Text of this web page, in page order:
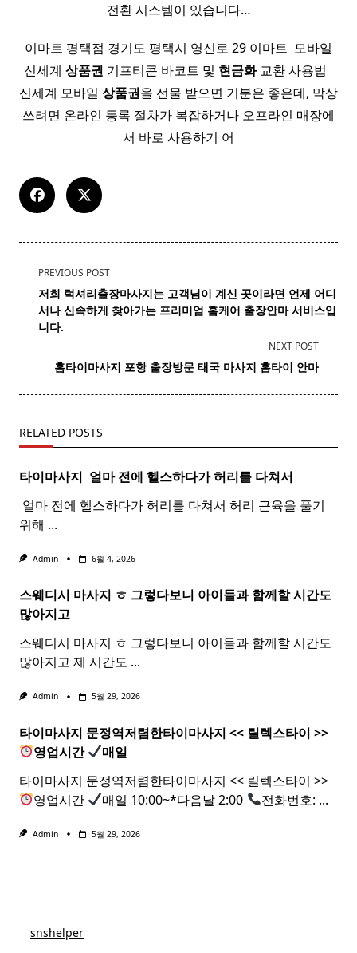
전환 시스템이 있습니다…
이마트 평택점 경기도 평택시 영신로 29 이마트 ​ 모바일
신세계 상품권 기프티콘 바코트 및 현금화교환 사용법 ​ ​
신세계 모바일 상품권을 선물 받으면 기분은 좋은데, 막상
쓰려면 온라인 등록 절차가 복잡하거나 오프라인 매장에
서 바로 사용하기 어
<span
class="nav-
subtitle
screen-
text">Page</span>
PREVIOUS POST
저희 럭셔리출장마사지는 고객님이 계신 곳이라면 언제 어디
서나 신속하게 찾아가는 프리미엄 홈케어 출장안마 서비스입
니다.
NEXT POST
홈타이마사지 포항 출장방문 태국 마사지 홈타이 안마​
RELATED POSTS
타이마사지 ​ 얼마 전에 헬스하다가 허리를 다쳐서
​ 얼마 전에 헬스하다가 허리를 다쳐서 허리 근육을 풀기
위해 ...
Admin 6월 4, 2026
스웨디시 마사지 ㅎ 그렇다보니 아이들과 함께할 시간도
많아지고
스웨디시 마사지 ㅎ 그렇다보니 아이들과 함께할 시간도
많아지고 제 시간도 ...
Admin 5월 29, 2026
타이마사지 문정역저렴한타이마사지 << 릴렉스타이 >>
영업시간
매일
타이마사지 문정역저렴한타이마사지 << 릴렉스타이 >>
영업시간
매일 10:00~*다음날 2:00 전화번호: ...
Admin 5월 29, 2026
snshelper